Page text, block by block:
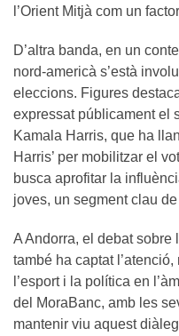
l’Orient Mitjà com un
D’altra banda, en un
nord-americà s’està
eleccions. Figures
expressat públicament el
Kamala Harris, que ha
Harris’ per mobilitzar el
busca aprofitar la
joves, un segment clau de
A Andorra, el debat
també ha captat
l’esport i la política en
del MoraBanc, amb les
mantenir viu aquest